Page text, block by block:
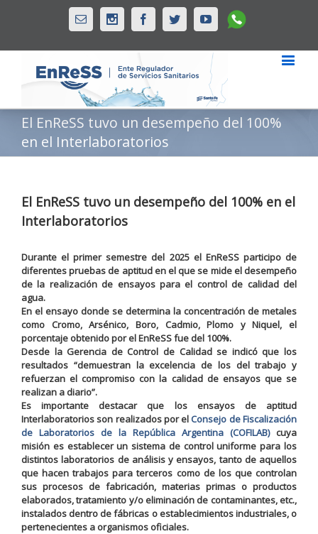
Email InstagramFacebookTwitterYoutubeWhatsapp
El EnReSS tuvo un desempeño del 100%
en el Interlaboratorios
El EnReSS tuvo un desempeño del 100% en el
Interlaboratorios
Durante el primer semestre del 2025 el EnReSS participo de
diferentes pruebas de aptitud en el que se mide el desempeño
de la realización de ensayos para el control de calidad del
agua.
En el ensayo donde se determina la concentración de metales
como Cromo, Arsénico, Boro, Cadmio, Plomo y Niquel, el
porcentaje obtenido por el EnReSS fue del 100%.
Desde la Gerencia de Control de Calidad se indicó que los
resultados “demuestran la excelencia de los del trabajo y
refuerzan el compromiso con la calidad de ensayos que se
realizan a diario”.
Es importante destacar que los ensayos de aptitud
Interlaboratorios son realizados por elConsejo de Fiscalización
de Laboratorios de la República Argentina (COFILAB)cuya
misión es establecer un sistema de control uniforme para los
distintos laboratorios de análisis y ensayos, tanto de aquellos
que hacen trabajos para terceros como de los que controlan
sus procesos de fabricación, materias primas o productos
elaborados, tratamiento y/o eliminación de contaminantes, etc.,
instalados dentro de fábricas o establecimientos industriales, o
pertenecientes a organismos oficiales.